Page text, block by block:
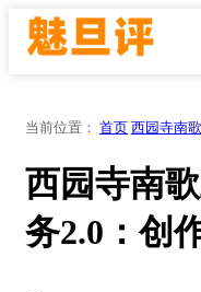
当前位置： 首页 西园寺南歌
西园寺南
务2.0：创